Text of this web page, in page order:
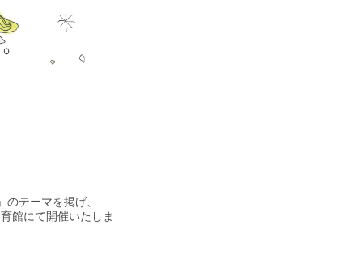
テーマを掲げ、
館にて開催いたしま